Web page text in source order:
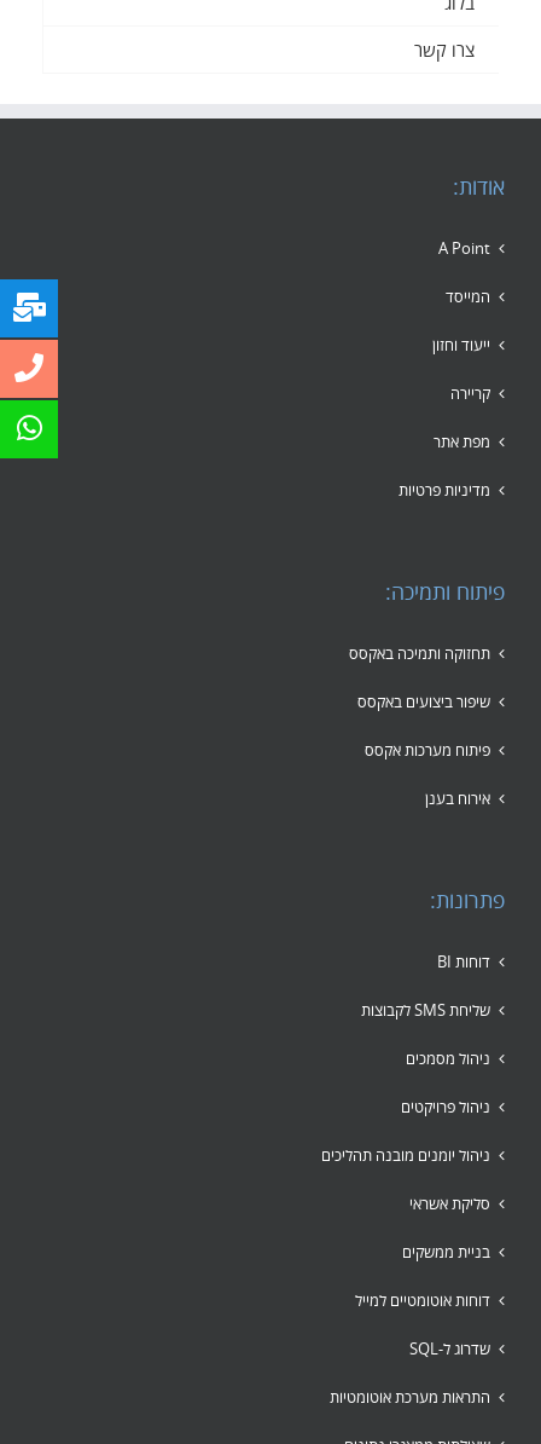
צרו קשר
אודות:
A Point
המייסד
ייעוד וחזון
קריירה
מפת אתר
מדיניות פרטיות
פיתוח ותמיכה:
תחזוקה ותמיכה באקסס
שיפור ביצועים באקסס
פיתוח מערכות אקסס
אירוח בענן
פתרונות:
דוחות BI
שליחת SMS לקבוצות
ניהול מסמכים
ניהול פרויקטים
ניהול יומנים מובנה תהליכים
סליקת אשראי
בניית ממשקים
דוחות אוטומטיים למייל
שדרוג ל-SQL
התראות מערכת אוטומטיות